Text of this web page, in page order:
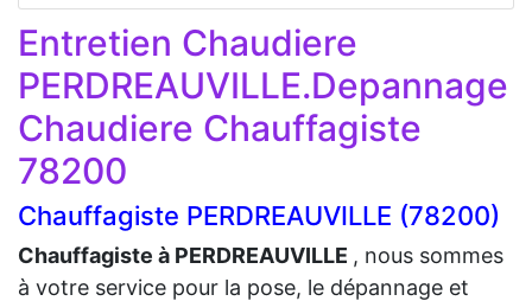
Entretien Chaudiere
PERDREAUVILLE.Depannage
Chaudiere Chauffagiste
78200
Chauffagiste PERDREAUVILLE (78200)
Chauffagiste à PERDREAUVILLE , nous sommes
à votre service pour la pose, le dépannage et